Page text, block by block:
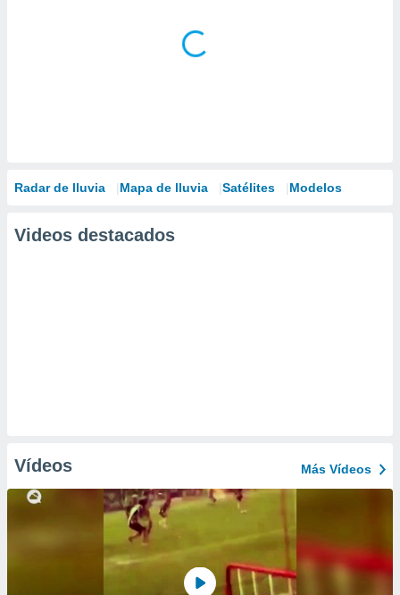
Radar de lluvia Mapa de lluvia Satélites Modelos
Videos destacados
Vídeos Más Vídeos